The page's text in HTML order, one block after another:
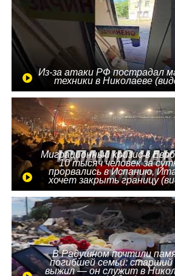
Из-за атаки РФ пострадал
техники в Николаеве
Миграционный кризис в
10 тысяч человек за
прорвались в Испанию,
хочет закрыть границу
В Радушном почтили
погибшей семьи: старший
выжил — он служит в